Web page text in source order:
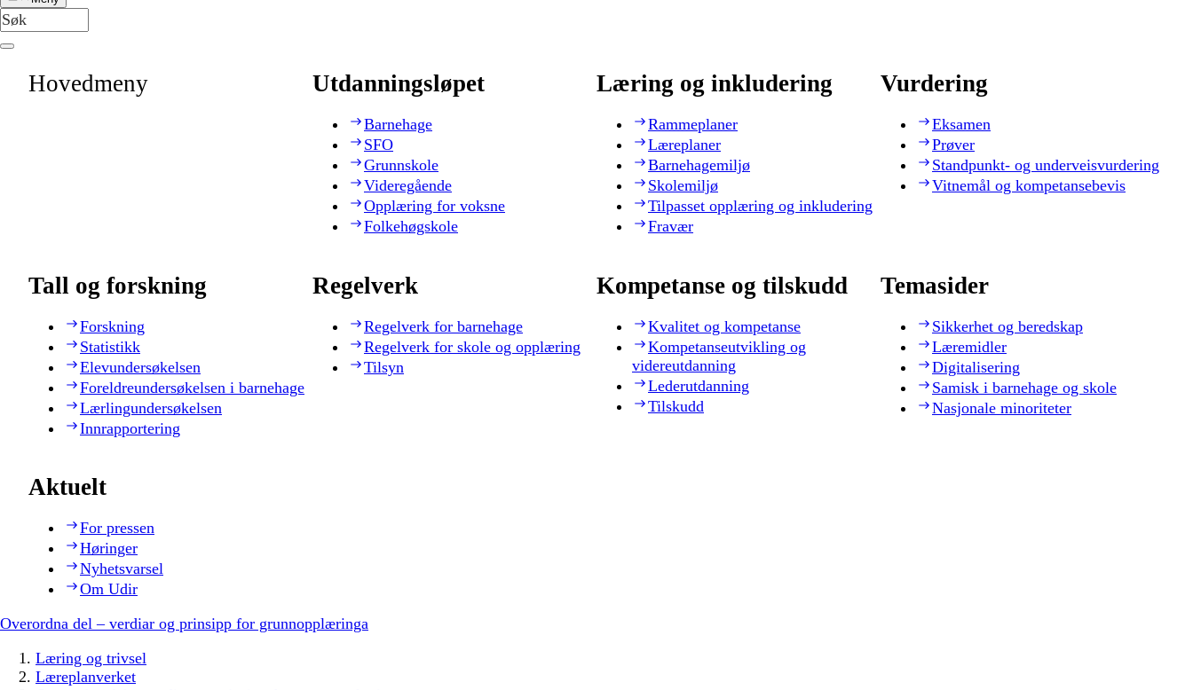
Hovedmeny Utdanningsløpet
Barnehage
SFO
Grunnskole
Videregående
Opplæring for voksne
Folkehøgskole
Læring og inkludering
Rammeplaner
Læreplaner
Barnehagemiljø
Skolemiljø
Tilpasset opplæring og inkludering
Fravær
Vurdering
Eksamen
Prøver
Standpunkt- og underveisvurdering
Vitnemål og kompetansebevis
Tall og forskning
Forskning
Statistikk
Elevundersøkelsen
Foreldreundersøkelsen i barnehage
Lærlingundersøkelsen
Innrapportering
Regelverk
Regelverk for barnehage
Regelverk for skole og opplæring
Tilsyn
Kompetanse og tilskudd
Kvalitet og kompetanse
Kompetanseutvikling og
videreutdanning
Lederutdanning
Tilskudd
Temasider
Sikkerhet og beredskap
Læremidler
Digitalisering
Samisk i barnehage og skole
Nasjonale minoriteter
Aktuelt
For pressen
Høringer
Nyhetsvarsel
Om Udir
Overordna del – verdiar og prinsipp for grunnopplæringa
Læring og trivsel
Læreplanverket